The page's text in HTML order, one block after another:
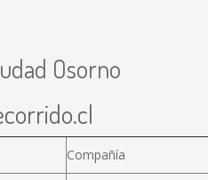
Osorno
Compañía